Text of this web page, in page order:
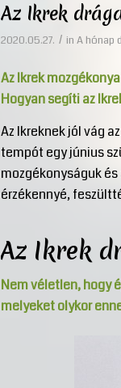
Az Ikrek
2020.05.27. / in A hónap
Az Ikrek
Hogyan segíti az
Az Ikreknek jól vág
tempót egy június
mozgékonyságuk
érzékennyé,
Az Ikrek
Nem véletlen, hogy
melyeket olykor